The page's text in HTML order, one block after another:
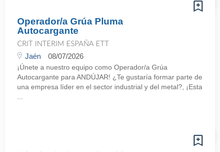
Operador/a Grúa Pluma
Autocargante
CRIT INTERIM ESPAÑA ETT
Jaén 08/07/2026
¡Únete a nuestro equipo como Operador/a Grúa
Autocargante para ANDÚJAR! ¿Te gustaría formar parte de
una empresa líder en el sector industrial y del metal?, ¡Esta